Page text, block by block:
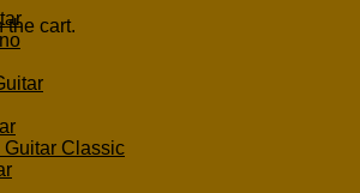
the cart.
Guitar Classic